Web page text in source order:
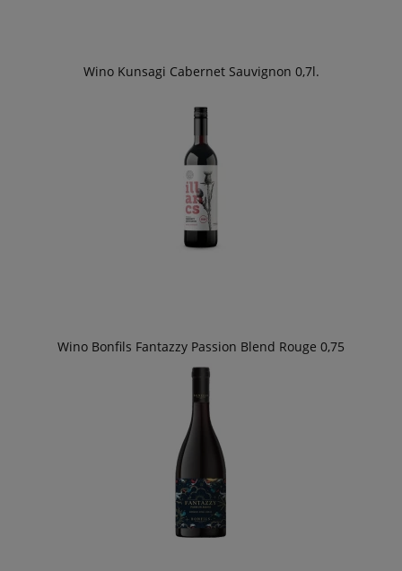
Wino Kunsagi Cabernet Sauvignon 0,7l.
Wino Bonfils Fantazzy Passion Blend Rouge 0,75